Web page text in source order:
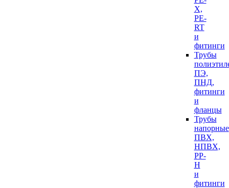
X,
PE-
RT
и
фитинги
Трубы
ПЭ,
ПНД,
фитинги
и
фланцы
Трубы
напорные
ПВХ,
НПВХ,
PP-
H
и
фитинги